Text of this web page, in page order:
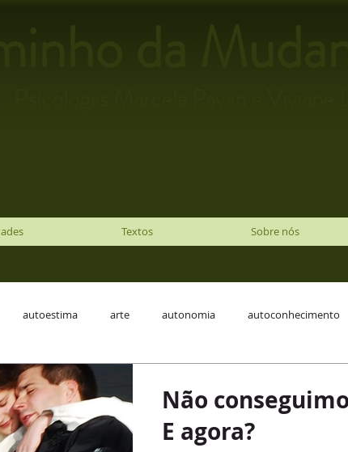
Textos Sobre nós
autoestima arte autonomia autoconhecimento
ciúme bem estar
Criança divórcio fantasia
Não
E agora?